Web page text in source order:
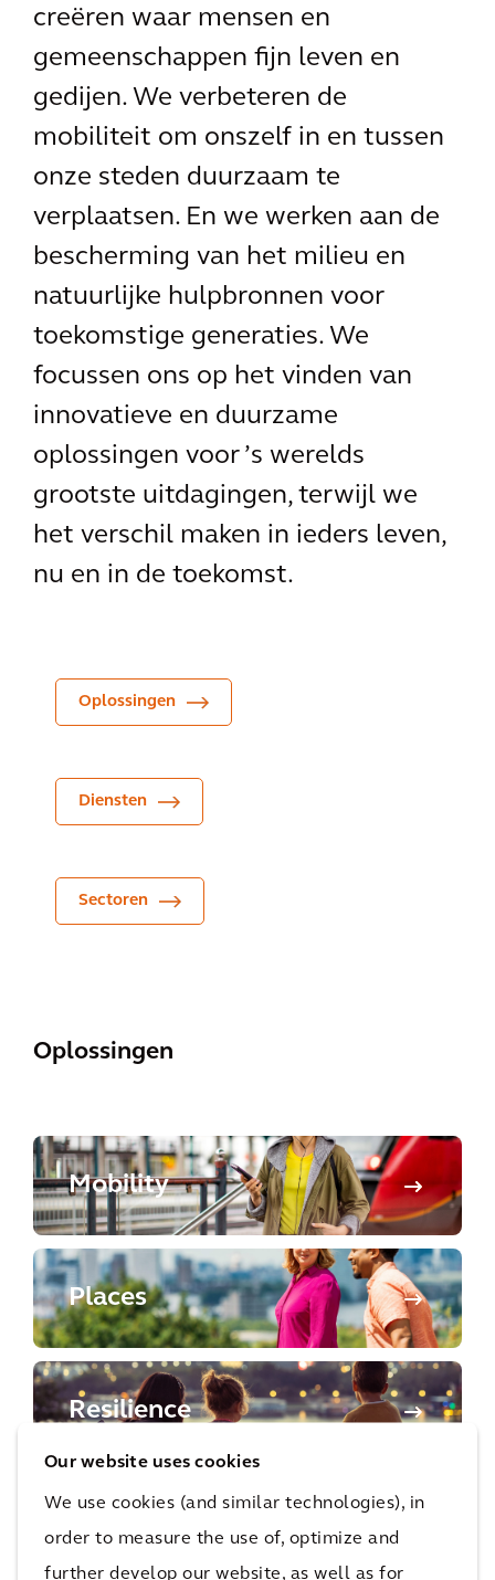
Our website uses cookies
We use cookies (and similar technologies), in
order to measure the use of, optimize and
further develop our website, as well as for
creëren waar mensen en
gemeenschappen fijn leven en
gedijen. We verbeteren de
mobiliteit om onszelf in en tussen
onze steden duurzaam te
verplaatsen. En we werken aan de
bescherming van het milieu en
natuurlijke hulpbronnen voor
toekomstige generaties. We
focussen ons op het vinden van
innovatieve en duurzame
oplossingen voor ’s werelds
grootste uitdagingen, terwijl we
het verschil maken in ieders leven,
nu en in de toekomst.
Oplossingen
Diensten
Sectoren
Oplossingen
Mobility
Places
Resilience
Klimaatadaptatie